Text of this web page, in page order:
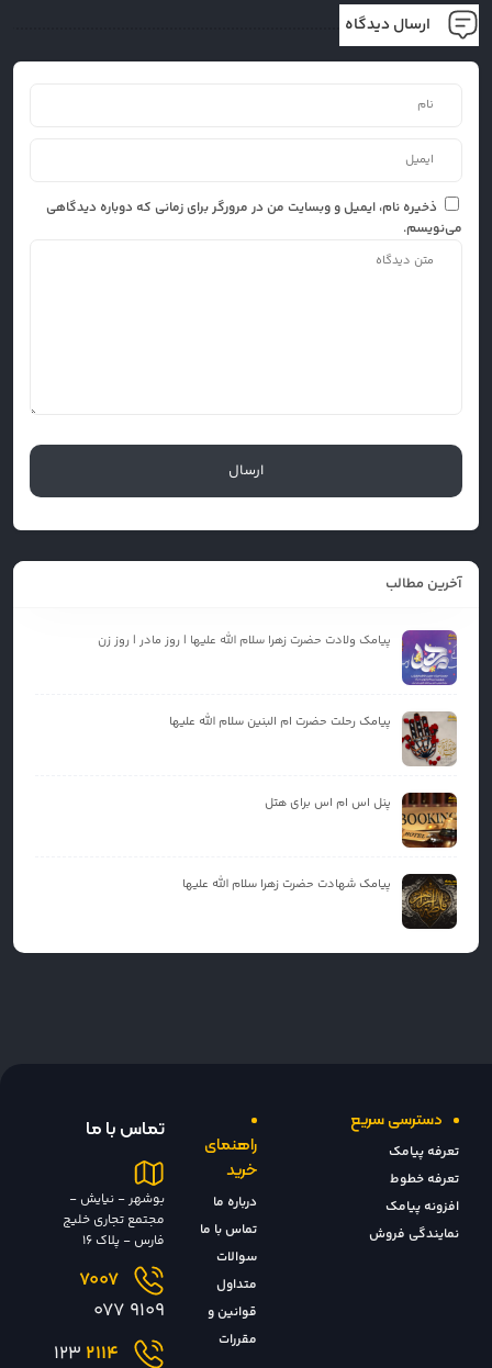
ارسال دیدگاه
ذخیره نام، ایمیل و وبسایت من در مرورگر برای زمانی که دوباره دیدگاهی
می‌نویسم.
آخرین مطالب
پیامک ولادت حضرت زهرا سلام الله علیها | روز مادر | روز زن
پیامک رحلت حضرت ام البنین سلام الله علیها
پنل اس ام اس برای هتل
پیامک شهادت حضرت زهرا سلام الله علیها
دسترسی سریع
تعرفه پیامک
تعرفه خطوط
افزونه پیامک
نمایندگی فروش
راهنمای
خرید
درباره ما
تماس با ما
سوالات
متداول
قوانین و
مقررات
تماس با ما
بوشهر - نیایش -
مجتمع تجاری خلیج
فارس - پلاک 16
7007
9109 077
2114
123